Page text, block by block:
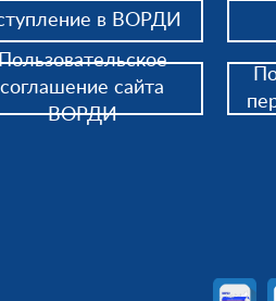
в ВОРДИ
соглашение сайта
ВОРДИ